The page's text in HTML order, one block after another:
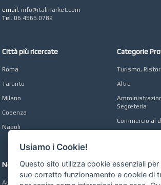
email: info@italmarket.com
Tel. 06.4565.0782
Città più ricercate
Roma
Taranto
Milano
Cosenza
Napoli
Categorie
Turismo,
Altre
Segreteria
Commercio al
Network
Automobili Online
Usiamo i Cookie!
Questo sito utilizza cookie essenziali per
suo corretto funzionamento e cookie di